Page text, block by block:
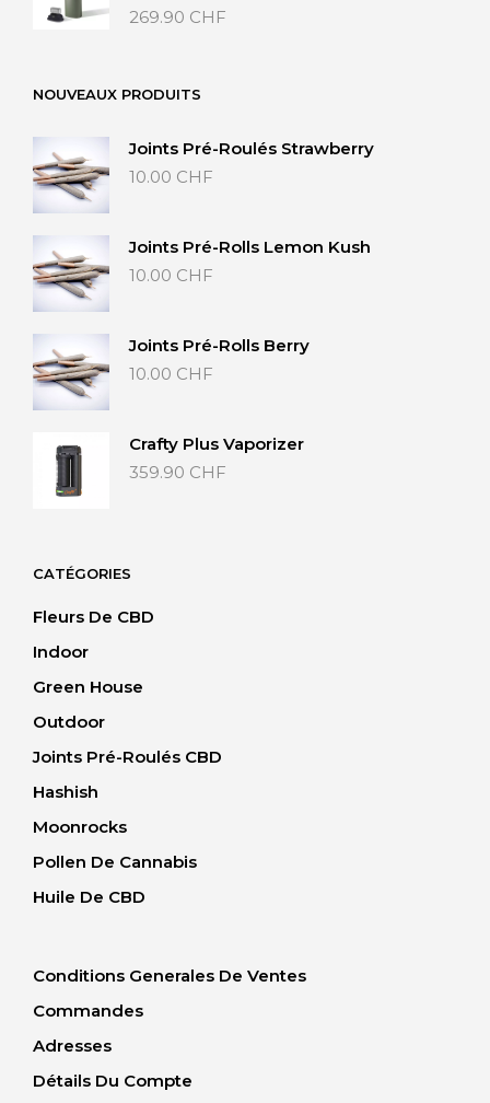
269.90 CHF
NOUVEAUX PRODUITS
Joints Pré-Roulés Strawberry
10.00 CHF
Joints Pré-Rolls Lemon Kush
10.00 CHF
Joints Pré-Rolls Berry
10.00 CHF
Crafty Plus Vaporizer
359.90 CHF
CATÉGORIES
Fleurs De CBD
Indoor
Green House
Outdoor
Joints Pré-Roulés CBD
Hashish
Moonrocks
Pollen De Cannabis
Huile De CBD
Conditions Generales De Ventes
Commandes
Adresses
Détails Du Compte